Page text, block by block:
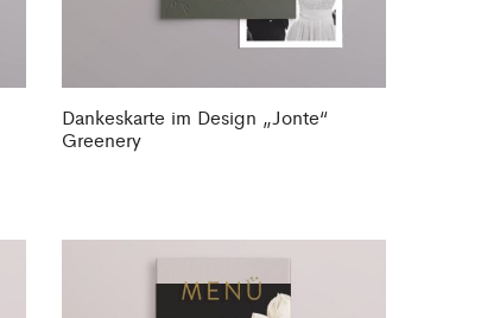
Dankeskarte im Design „Jonte“
Greenery